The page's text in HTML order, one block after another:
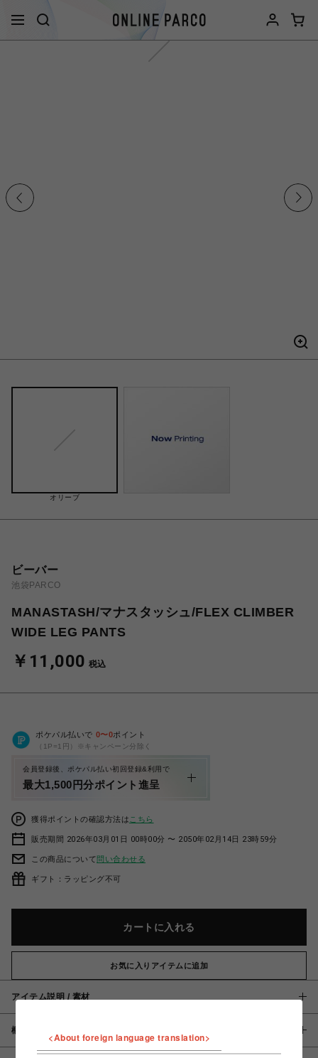
オリーブ
ビーバー
池袋PARCO
MANASTASH/マナスタッシュ/FLEX CLIMBER
WIDE LEG PANTS
￥11,000 税込
ポケパル払いで 0〜0ポイント
（1P=1円）※キャンペーン分除く
会員登録後、ポケパル払い初回登録&利用で
最大1,500円分ポイント進呈
獲得ポイントの確認方法は こちら
販売期間 2026年03月01日 00時00分 〜 2050年02月14日 23時59分
この商品について問い合わせる
ギフト：ラッピング不可
カートに入れる
お気に入りアイテムに追加
アイテム説明 / 素材
概要
<About foreign language translation>